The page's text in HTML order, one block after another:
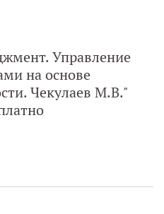
Управление
на основе
Чекулаев М.В."